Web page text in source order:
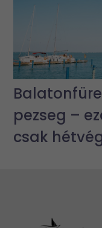
pezseg –
csak